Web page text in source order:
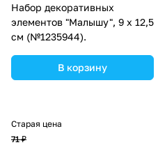
Набор декоративных
элементов "Малышу", 9 х 12,5
см (№1235944).
В корзину
Старая цена
71 ₽